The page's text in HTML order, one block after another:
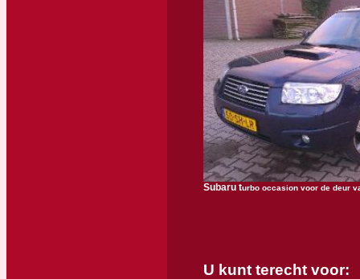
Subaru turbo occasion voor de deur
U kunt terecht voor: